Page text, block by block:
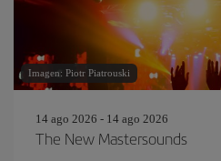
Imagen: Piotr Piatrouski
14 ago 2026 - 14 ago 2026
The New Mastersounds